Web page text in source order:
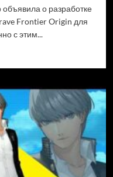
о разработке
Frontier Origin для
с этим...